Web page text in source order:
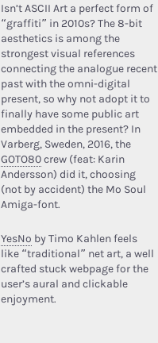
Isn’t ASCII Art a perfect form of
“graffiti” in 2010s? The 8-bit
aesthetics is among the
strongest visual references
connecting the analogue recent
past with the omni-digital
present, so why not adopt it to
finally have some public art
embedded in the present? In
Varberg, Sweden, 2016, the
GOTO80crew (feat: Karin
Andersson) did it, choosing
(not by accident) the Mo Soul
Amiga-font.
YesNo by Timo Kahlen feels
like “traditional” net art, a well
crafted stuck webpage for the
user’s aural and clickable
enjoyment.